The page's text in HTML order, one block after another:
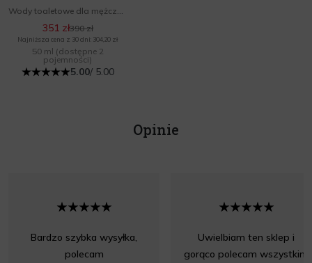
351 zł390 zł
Najniższa cena z 30 dni: 304,20 zł
50 ml (dostępne 2
pojemności)
5.00/ 5.00
Opinie
Bardzo szybka wysyłka,
polecam
Uwielbiam ten sklep i
gorąco polecam wszystkim